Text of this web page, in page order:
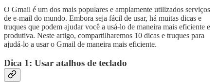
O Gmail é um dos mais populares e amplamente utilizados serviços
de e-mail do mundo. Embora seja fácil de usar, há muitas dicas e
truques que podem ajudar você a usá-lo de maneira mais eficiente e
produtiva. Neste artigo, compartilharemos 10 dicas e truques para
ajudá-lo a usar o Gmail de maneira mais eficiente.
Dica 1: Usar atalhos de teclado